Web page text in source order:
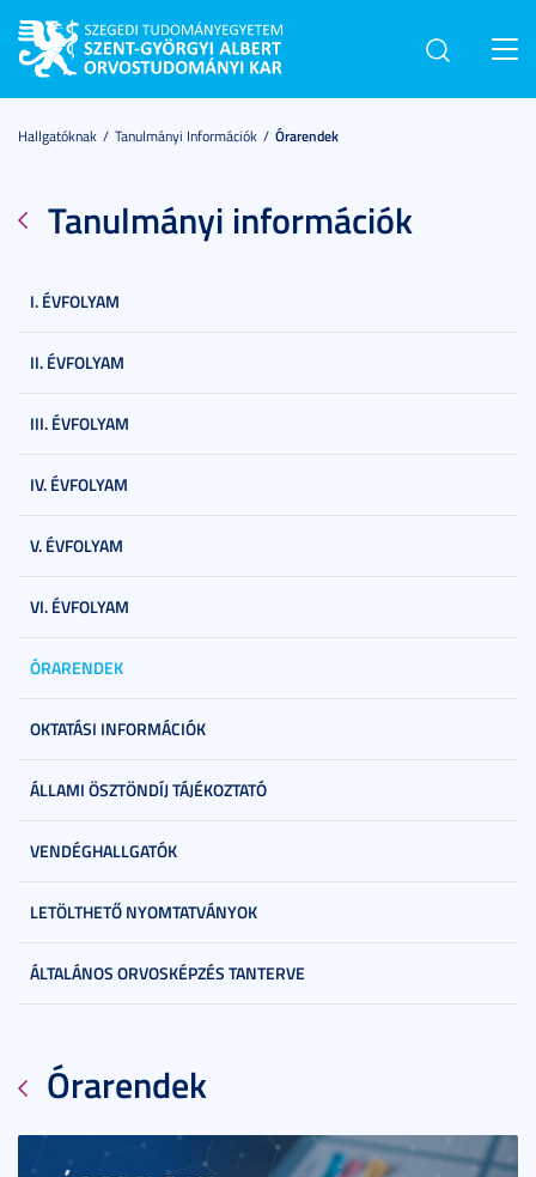
Hallgatóknak Tanulmányi Információk Órarendek
Tanulmányi információk
I. ÉVFOLYAM
II. ÉVFOLYAM
III. ÉVFOLYAM
IV. ÉVFOLYAM
V. ÉVFOLYAM
VI. ÉVFOLYAM
ÓRARENDEK
OKTATÁSI INFORMÁCIÓK
ÁLLAMI ÖSZTÖNDÍJ TÁJÉKOZTATÓ
VENDÉGHALLGATÓK
LETÖLTHETŐ NYOMTATVÁNYOK
ÁLTALÁNOS ORVOSKÉPZÉS TANTERVE
Órarendek